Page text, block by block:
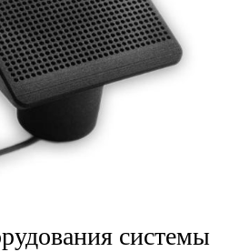
системы